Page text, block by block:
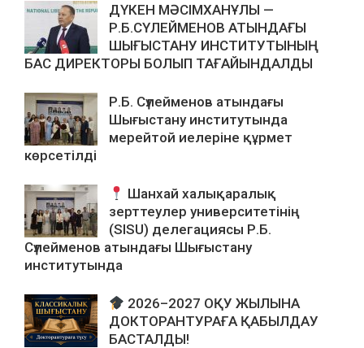
ДҮКЕН МӘСІМХАНҰЛЫ —
Р.Б.СҮЛЕЙМЕНОВ АТЫНДАҒЫ
ШЫҒЫСТАНУ ИНСТИТУТЫНЫҢ
БАС ДИРЕКТОРЫ БОЛЫП ТАҒАЙЫНДАЛДЫ
Р.Б. Сүлейменов атындағы
Шығыстану институтында
мерейтой иелеріне құрмет
көрсетілді
Шанхай халықаралық
зерттеулер университетінің
(SISU) делегациясы Р.Б.
Сүлейменов атындағы Шығыстану
институтында
2026–2027 ОҚУ ЖЫЛЫНА
ДОКТОРАНТУРАҒА ҚАБЫЛДАУ
БАСТАЛДЫ!